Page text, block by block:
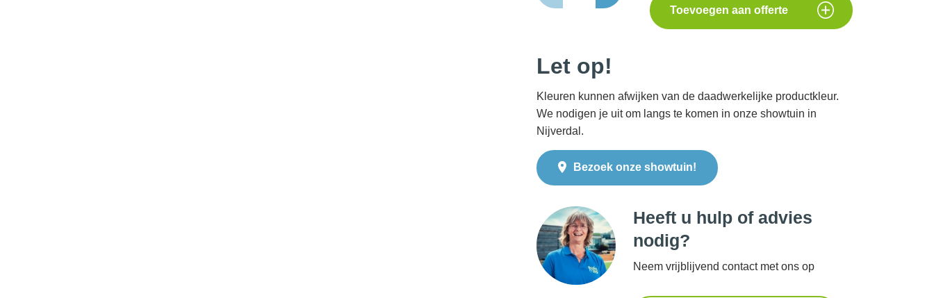
Toevoegen aan offerte
Let op!
Kleuren kunnen afwijken van de daadwerkelijke productkleur.
We nodigen je uit om langs te komen in onze showtuin in
Nijverdal.
Bezoek onze showtuin!
Heeft u hulp of advies
nodig?
Neem vrijblijvend contact met ons op